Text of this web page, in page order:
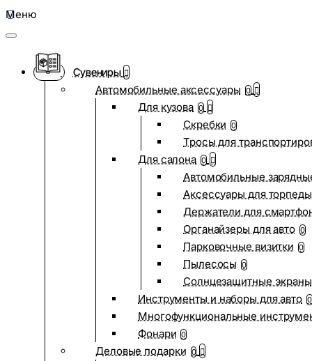
Меню
Сувениры
Автомобильные аксессуары 0
Для кузова 0
Скребки 0
Тросы для
Для салона 0
Автомобильные
Аксессуары для
Держатели для
Органайзеры для авто 0
Парковочные визитки 0
Пылесосы 0
Солнцезащитные экраны
Инструменты и наборы для авто 0
Многофункциональные
Фонари 0
Деловые подарки 0